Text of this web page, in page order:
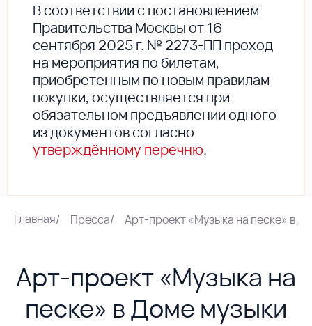
В соответствии с постановлением
Правительства Москвы от 16
сентября 2025 г. № 2273-ПП проход
на мероприятия по билетам,
приобретенным по новым правилам
покупки, осуществляется при
обязательном предъявлении одного
из документов согласно
утверждённому перечню.
Главная/ Пресса/ Арт-проект «Музыка на песке» в
Арт-проект «Музыка на
песке» в Доме музыки